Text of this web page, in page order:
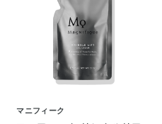
マニフィーク